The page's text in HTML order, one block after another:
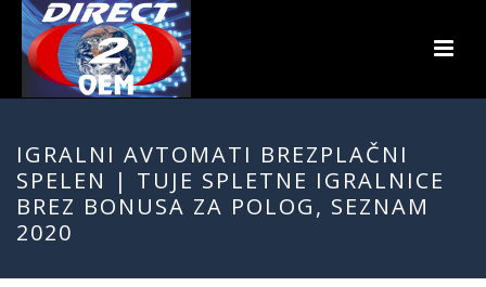
IGRALNI AVTOMATI BREZPLAČNI
SPELEN | TUJE SPLETNE IGRALNICE
BREZ BONUSA ZA POLOG, SEZNAM
2020